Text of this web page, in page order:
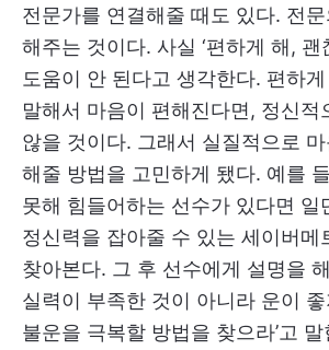
전문가를 연결해줄 때도 있다. 전
해주는 것이다. 사실 ‘편하게 해, 괜
도움이 안 된다고 생각한다. 편하
말해서 마음이 편해진다면, 정신적
않을 것이다. 그래서 실질적으로
해줄 방법을 고민하게 됐다. 예를
못해 힘들어하는 선수가 있다면 일
정신력을 잡아줄 수 있는 세이버메
찾아본다. 그 후 선수에게 설명을
실력이 부족한 것이 아니라 운이
불운을 극복할 방법을 찾으라’고 말